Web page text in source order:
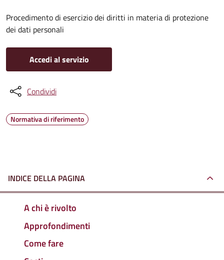
Procedimento di esercizio dei diritti in materia di protezione
dei dati personali
Accedi al servizio
Condividi
Normativa di riferimento
INDICE DELLA PAGINA
A chi è rivolto
Approfondimenti
Come fare